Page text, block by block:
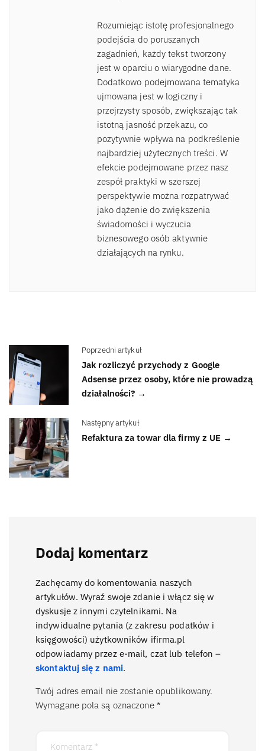
Rozumiejąc istotę profesjonalnego
podejścia do poruszanych
zagadnień, każdy tekst tworzony
jest w oparciu o wiarygodne dane.
Dodatkowo podejmowana tematyka
ujmowana jest w logiczny i
przejrzysty sposób, zwiększając tak
istotną jasność przekazu, co
pozytywnie wpływa na podkreślenie
najbardziej użytecznych treści. W
efekcie podejmowane przez nasz
zespół praktyki w szerszej
perspektywie można rozpatrywać
jako dążenie do zwiększenia
świadomości i wyczucia
biznesowego osób aktywnie
działających na rynku.
Poprzedni artykuł
Jak rozliczyć przychody z Google
Adsense przez osoby, które nie prowadzą
działalności? →
Następny artykuł
Refaktura za towar dla firmy z UE →
Dodaj komentarz
Zachęcamy do komentowania naszych
artykułów. Wyraź swoje zdanie i włącz się w
dyskusje z innymi czytelnikami. Na
indywidualne pytania (z zakresu podatków i
księgowości) użytkowników ifirma.pl
odpowiadamy przez e-mail, czat lub telefon –
skontaktuj się z nami.
Twój adres email nie zostanie opublikowany.
Wymagane pola są oznaczone *